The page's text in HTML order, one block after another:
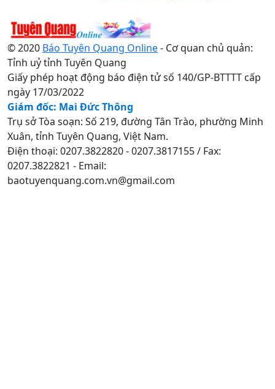
© 2020 Báo Tuyên Quang Online- Cơ quan chủ quản:
Tỉnh uỷ tỉnh Tuyên Quang
Giấy phép hoạt động báo điện tử số 140/GP-BTTTT cấp
ngày 17/03/2022
Giám đốc: Mai Đức Thông
Trụ sở Tòa soạn: Số 219, đường Tân Trào, phường Minh
Xuân, tỉnh Tuyên Quang, Việt Nam.
Điện thoại: 0207.3822820 - 0207.3817155 / Fax:
0207.3822821 - Email:
baotuyenquang.com.vn@gmail.com